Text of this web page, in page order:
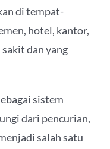
di tempat-
hotel, kantor,
dan yang
sistem
dari pencurian,
salah satu